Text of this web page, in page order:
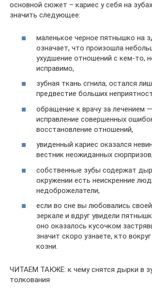
основной сюжет – кариес у себя на
значить следующее:
маленькое черное пятнышко на
означает, что произошла
ухудшение отношений с кем-то,
исправимо,
зубная ткань сгнила, остался
предвестие больших
обращение к врачу за лечением
исправление совершенных
восстановление отношений,
увиденный кариес оказался
вестник неожиданных сюрпризов,
собственные зубы содержат
окружении есть неискренние
недоброжелатели,
если во сне вы любовались
зеркале и вдруг увидели
оно оказалось кусочком
значит скоро узнаете, кто
козни.
ЧИТАЕМ ТАКЖЕ: к чему снятся дырки в
толкования